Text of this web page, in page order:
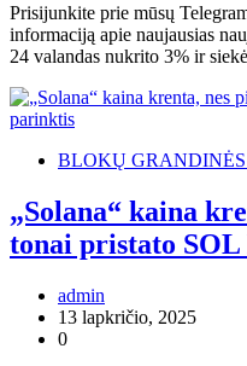
Prisijunkite prie mūsų
informaciją apie naujausias
24 valandas nukrito 3% ir
BLOKŲ
„Solana“ kaina
tonai pristato
admin
13 lapkričio, 2025
0